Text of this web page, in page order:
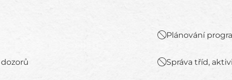
Plánování
Správa tříd,